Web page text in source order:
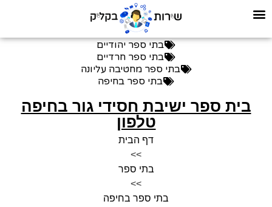
בתי ספר יהודיים
בתי ספר חרדיים
בתי ספר מחטיבה עליונה
בתי ספר בחיפה
בית ספר ישיבת חסידי גור בחיפה
טלפון
דף הבית
>>
בתי ספר
>>
בתי ספר בחיפה